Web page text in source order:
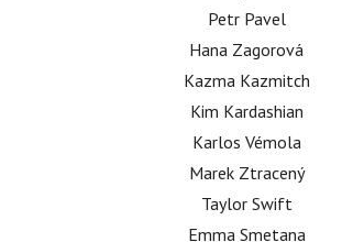
Petr Pavel
Hana Zagorová
Kazma Kazmitch
Kim Kardashian
Karlos Vémola
Marek Ztracený
Taylor Swift
Emma Smetana